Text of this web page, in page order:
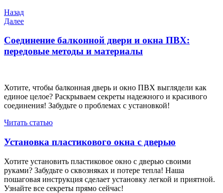
Навигация
по
записям
Предыдущая
запись
Назад
Следующая
Далее
Соединение балконной двери и окна ПВХ:
передовые методы и материалы
Хотите, чтобы балконная дверь и окно ПВХ выглядели как
единое целое? Раскрываем секреты надежного и красивого
соединения! Забудьте о проблемах с установкой!
Читать статью
Установка пластикового окна с дверью
Хотите установить пластиковое окно с дверью своими
руками? Забудьте о сквозняках и потере тепла! Наша
пошаговая инструкция сделает установку легкой и приятной.
Узнайте все секреты прямо сейчас!